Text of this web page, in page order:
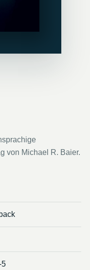
von Michael R. Baier.
5